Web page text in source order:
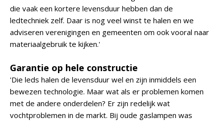
die vaak een kortere levensduur hebben dan de
ledtechniek zelf. Daar is nog veel winst te halen en we
adviseren verenigingen en gemeenten om ook vooral naar
materiaalgebruik te kijken.'
Garantie op hele constructie
'Die leds halen de levensduur wel en zijn inmiddels een
bewezen technologie. Maar wat als er problemen komen
met de andere onderdelen? Er zijn redelijk wat
vochtproblemen in de markt. Bij oude gaslampen was